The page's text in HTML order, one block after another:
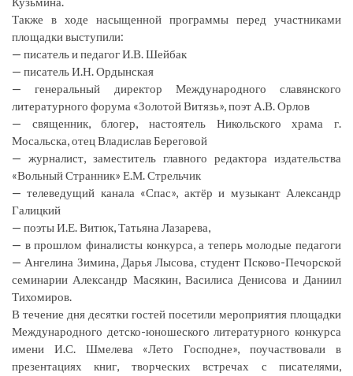
Также в ходе насыщенной программы перед участниками
площадки выступили:
— писатель и педагог И.В. Шейбак
— писатель И.Н. Ордынская
— генеральный директор Международного славянского
литературного форума «Золотой Витязь», поэт А.В. Орлов
— священник, блогер, настоятель Никольского храма г.
Мосальска, отец Владислав Береговой
— журналист, заместитель главного редактора издательства
«Вольный Странник» Е.М. Стрельчик
— телеведущий канала «Спас», актёр и музыкант Александр
Галицкий
— поэты И.Е. Витюк, Татьяна Лазарева,
— в прошлом финалисты конкурса, а теперь молодые педагоги
— Ангелина Зимина, Дарья Лысова, студент Псково-Печорской
семинарии Александр Масякин, Василиса Денисова и Даниил
Тихомиров.
В течение дня десятки гостей посетили мероприятия площадки
Международного детско-юношеского литературного конкурса
имени И.С. Шмелева «Лето Господне», поучаствовали в
презентациях книг, творческих встречах с писателями,